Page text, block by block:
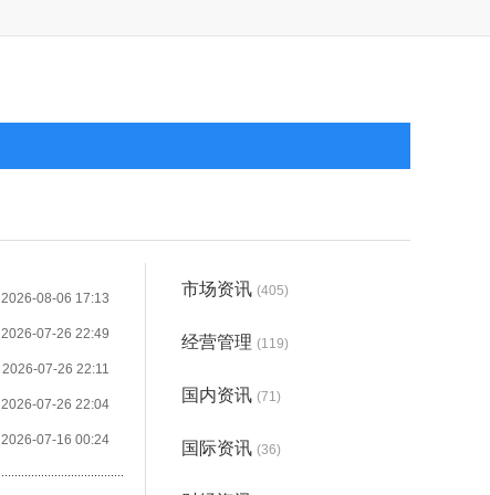
2026-08-06 17:13
2026-07-26 22:49
2026-07-26 22:11
2026-07-26 22:04
2026-07-16 00:24
市场资讯 (405)
经营管理 (119)
国内资讯 (71)
国际资讯 (36)